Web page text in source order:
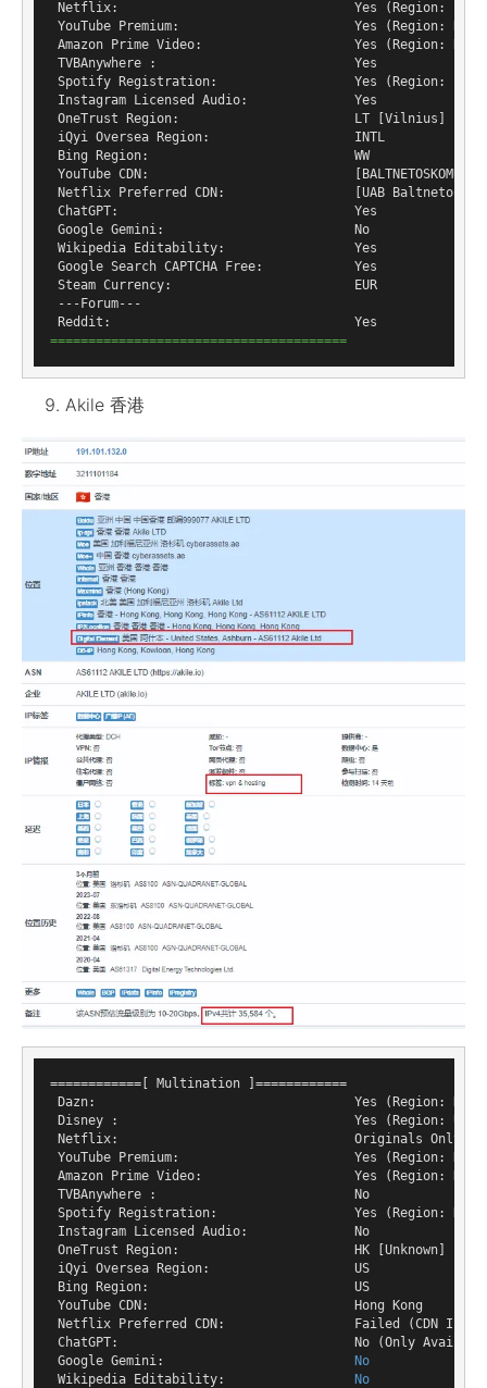
Netflix:                               Yes (Region: )
YouTube Premium:                       Yes (Region: RO)
Amazon Prime Video:                    Yes (Region: RO)
TVBAnywhere :                          Yes
Spotify Registration:                  Yes (Region: LT)
Instagram Licensed Audio:              Yes
OneTrust Region:                       LT [Vilnius]
iQyi Oversea Region:                   INTL
Bing Region:                           WW
YouTube CDN:
Netflix Preferred CDN:                 [UAB Baltnetos
ChatGPT:                               Yes
Google Gemini:                         No
Wikipedia Editability:                 Yes
Google Search CAPTCHA Free:            Yes
Steam Currency:                        EUR
---Forum---
=======================================
Akile 香港
============[ Multination ]============
Dazn:                                  Yes (Region: HK)
Disney :                               Yes (Region: US)
Netflix:                               Originals Only
YouTube Premium:                       Yes (Region: HK)
Amazon Prime Video:                    Yes (Region: HK)
TVBAnywhere :                          No
Spotify Registration:                  Yes (Region: HK)
Instagram Licensed Audio:              No
OneTrust Region:                       HK [Unknown]
iQyi Oversea Region:                   US
Bing Region:                           US
YouTube CDN:                           Hong Kong
Netflix Preferred CDN:                 Failed (CDN IP Not
ChatGPT:                               No (Only
Google Gemini:
No
Wikipedia Editability:
No